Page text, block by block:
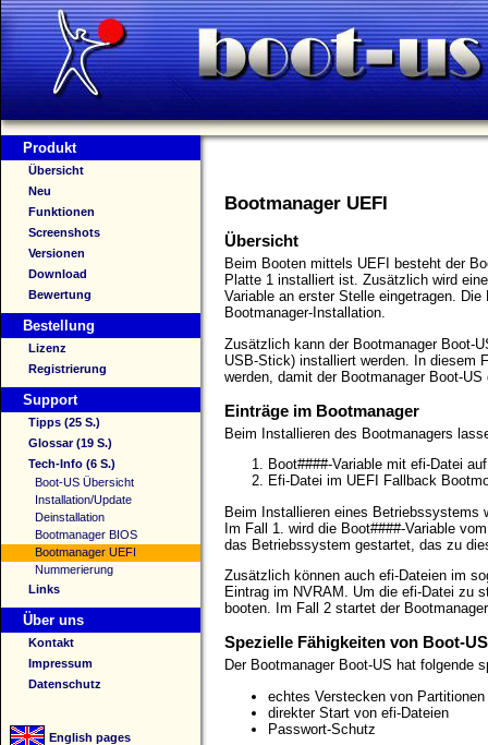
Produkt
Übersicht
Neu
Funktionen
Screenshots
Versionen
Download
Bewertung
Bestellung
Lizenz
Registrierung
Support
Tipps (25 S.)
Glossar (19 S.)
Tech-Info (6 S.)
Boot-US Übersicht
Installation/Update
Deinstallation
Bootmanager BIOS
Bootmanager UEFI
Nummerierung
Links
Über uns
Kontakt
Impressum
Datenschutz
English pages
Bootmanager UEFI
Übersicht
Beim Booten mittels UEFI besteht der
Platte 1 installiert ist. Zusätzlich wird
Variable an erster Stelle eingetragen.
Bootmanager-Installation.
Zusätzlich kann der Bootmanager Boot-
USB-Stick) installiert werden. In diesem
werden, damit der Bootmanager Boot-
Einträge im Bootmanager
Beim Installieren des Bootmanagers
Boot####-Variable mit efi-Datei
Efi-Datei im UEFI Fallback
Beim Installieren eines Betriebssystems
Im Fall 1. wird die Boot####-Variable
das Betriebssystem gestartet, das zu
Zusätzlich können auch efi-Dateien im
Eintrag im NVRAM. Um die efi-Datei zu
booten. Im Fall 2 startet der
Spezielle Fähigkeiten von Boot-US
Der Bootmanager Boot-US hat folgende
echtes Verstecken von Partitionen
direkter Start von efi-Dateien
Passwort-Schutz